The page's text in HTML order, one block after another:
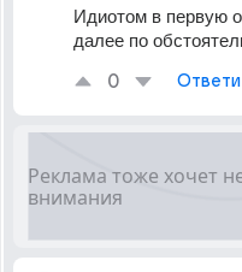
Идиотом в первую
далее по
0